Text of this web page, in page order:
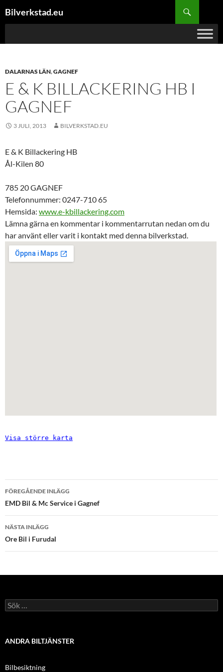
tillBilverkstad.eu
DALARNAS LÄN,GAGNEF
E & K BILLACKERING HB I
GAGNEF
3 JULI, 2013 BILVERKSTAD.EU
E & K Billackering HB
Ål-Kilen 80
785 20 GAGNEF
Telefonnummer: 0247-710 65
Hemsida: www.e-kbillackering.com
Lämna gärna en kommentar i kommentarrutan nedan om du
har använt eller varit i kontakt med denna bilverkstad.
Visa större karta
Inläggsnavigering
FÖREGÅENDE INLÄGG
EMD Bil & Mc Service i Gagnef
NÄSTA INLÄGG
Ore Bil i Furudal
Sök
efter:
ANDRA BILTJÄNSTER
Bilbesiktning